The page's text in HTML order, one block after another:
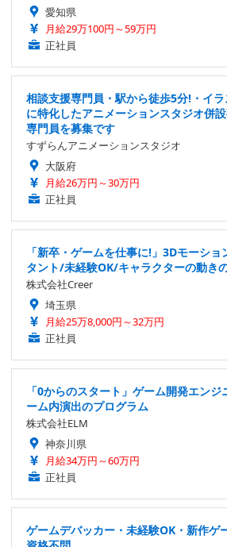
愛知県
月給29万100円～59万円
正社員
相談支援専門員・駅から徒歩5分!・イ
に特化したアニメーションスタジオ併
専門員を募集です
すずらんアニメーションスタジオ
大阪府
月給26万円～30万円
正社員
「新卒・ゲームを仕事に!」3Dモーシ
タント/未経験OK/キャラクターの動き
株式会社Creer
埼玉県
月給25万8,000円～32万円
正社員
「0からのスタート」ゲーム開発エン
ーム内演出のプログラム
株式会社ELM
神奈川県
月給34万円～60万円
正社員
ゲームデバッカー・未経験OK・新作ゲ